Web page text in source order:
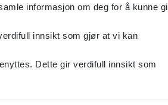
informasjon om deg for å kunne gi
innsikt som gjør at vi kan
Dette gir verdifull innsikt som
for utredning,
med samtidig ruslidelse og